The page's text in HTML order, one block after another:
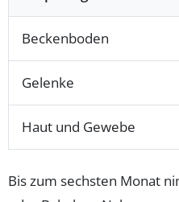
Beckenboden
Gelenke
Haut und Gewebe
Bis zum sechsten Monat